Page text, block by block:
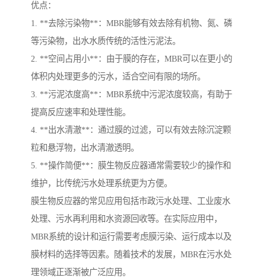
优点：
1. **去除污染物**：MBR能够有效去除有机物、氮、磷
等污染物，出水水质传统的活性污泥法。
2. **空间占用小**：由于膜的存在，MBR可以在更小的
体积内处理更多的污水，适合空间有限的场所。
3. **污泥浓度高**：MBR系统中污泥浓度较高，有助于
提高反应速率和处理性能。
4. **出水清澈**：通过膜的过滤，可以有效去除沉淀颗
粒和悬浮物，出水清澈透明。
5. **操作简便**：膜生物反应器通常需要较少的操作和
维护，比传统污水处理系统更为方便。
膜生物反应器的常见应用包括市政污水处理、工业废水
处理、污水再利用和水资源回收等。在实际应用中，
MBR系统的设计和运行需要考虑膜污染、运行成本以及
膜材料的选择等因素。随着技术的发展，MBR在污水处
理领域正逐渐被广泛应用。